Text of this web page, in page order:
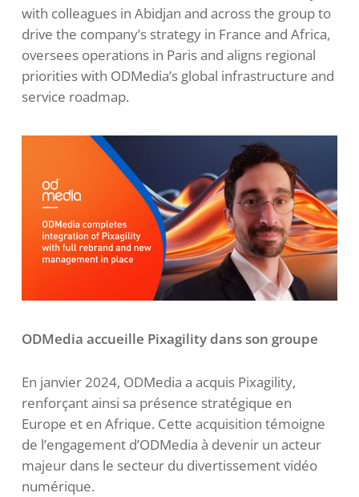
with colleagues in Abidjan and across the group to
drive the company’s strategy in France and Africa,
oversees operations in Paris and aligns regional
priorities with ODMedia’s global infrastructure and
service roadmap.
ODMedia accueille Pixagility dans son groupe
En janvier 2024, ODMedia a acquis Pixagility,
renforçant ainsi sa présence stratégique en
Europe et en Afrique. Cette acquisition témoigne
de l’engagement d’ODMedia à devenir un acteur
majeur dans le secteur du divertissement vidéo
numérique.